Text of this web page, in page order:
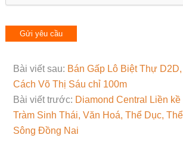
Bài viết sau: Bán Gấp Lô Biệt Thự
Cách Võ Thị Sáu chỉ 100m
Bài viết trước: Diamond Central Liền
Tràm Sinh Thái, Văn Hoá, Thể Dục,
Sông Đồng Nai